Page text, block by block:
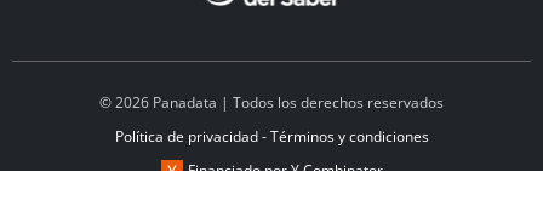
© 2026 Panadata | Todos los derechos reservados
Política de privacidad - Términos y condiciones
Financiado por Y Combinator